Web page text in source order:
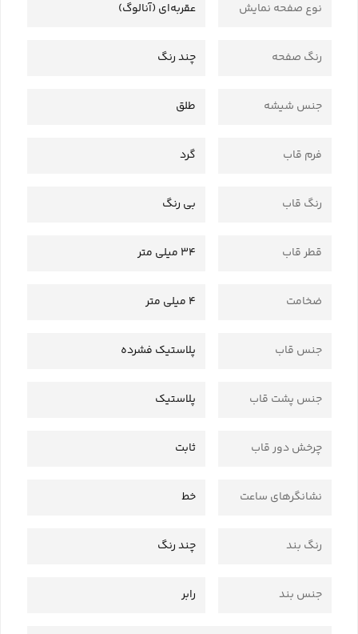
نوع صفحه نمایش عقربه‌ای (آنالوگ)
رنگ صفحه چند رنگ
جنس شیشه طلق
فرم قاب گرد
رنگ قاب بی رنگ
قطر قاب 34 میلی متر
ضخامت 4 میلی متر
جنس قاب پلاستیک فشرده
جنس پشت قاب پلاستیک
چرخش دور قاب ثابت
نشانگرهای ساعت خط
رنگ بند چند رنگ
جنس بند رابر